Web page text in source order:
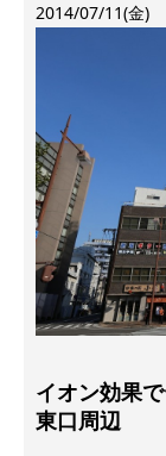
2014/07/11(金)
イオン効果
東口周辺